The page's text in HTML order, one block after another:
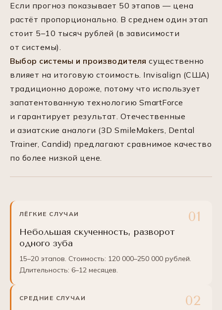
Если прогноз показывает 50 этапов — цена
растёт пропорционально. В среднем один этап
стоит 5–10 тысяч рублей (в зависимости
от системы).
Выбор системы и производителя существенно
влияет на итоговую стоимость. Invisalign (США)
традиционно дороже, потому что использует
запатентованную технологию SmartForce
и гарантирует результат. Отечественные
и азиатские аналоги (3D SmileMakers, Dental
Trainer, Candid) предлагают сравнимое качество
по более низкой цене.
ЛЁГКИЕ СЛУЧАИ
Небольшая скученность, разворот
одного зуба
15–20 этапов. Стоимость: 120 000–250 000 рублей.
Длительность: 6–12 месяцев.
СРЕДНИЕ СЛУЧАИ